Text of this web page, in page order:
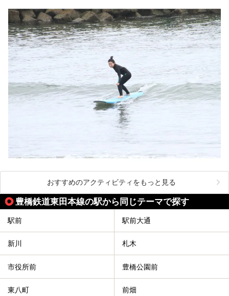
おすすめのアクティビティをもっと見る
豊橋鉄道東田本線の駅から同じテーマで探す
駅前 駅前大通
新川 札木
市役所前 豊橋公園前
東八町 前畑